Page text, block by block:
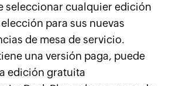
seleccionar cualquier edición
para sus nuevas
de mesa de servicio.
una versión paga, puede
edición gratuita